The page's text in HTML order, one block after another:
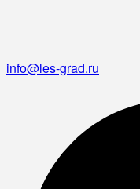
info@les-grad.ru